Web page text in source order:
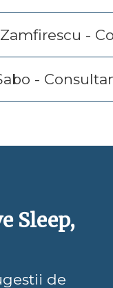
-
-
Sleep,
de